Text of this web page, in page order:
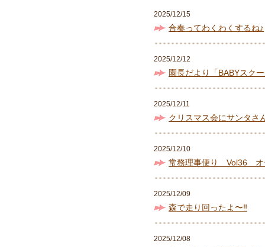
2025/12/15
合奏ってわくわくするね♪
2025/12/12
園長だより「BABYス
2025/12/11
クリスマス会にサンタさ
2025/12/10
常務理事便り Vol36 オ
2025/12/09
森で走り回ったよ〜‼︎
2025/12/08